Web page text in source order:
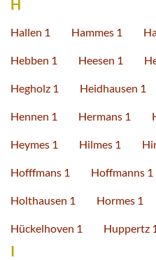
H
Hallen 1 Hammes 1
Hebben 1 Heesen 1
Hegholz 1 Heidhausen 1
Hennen 1 Hermans 1
Heymes 1 Hilmes 1
Hofffmans 1 Hoffmanns 1
Holthausen 1 Hormes 1
Hückelhoven 1 Huppertz 1
I